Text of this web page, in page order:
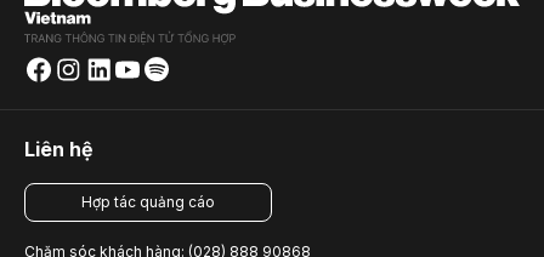
Liên hệ
Hợp tác quảng cáo
Chăm sóc khách hàng: (028) 888 90868